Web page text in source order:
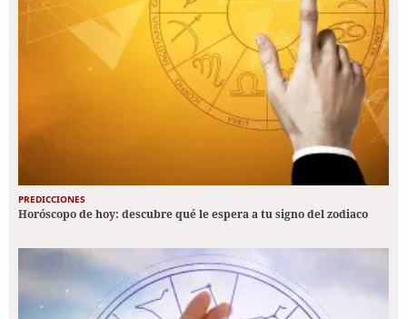
PREDICCIONES
Horóscopo de hoy: descubre qué le espera a tu signo del zodiaco